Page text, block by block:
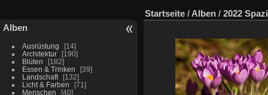
Alben
Ausrüstung
14
Architektur
190
Blüten
182
Essen & Trinken
39
Landschaft
132
Licht & Farben
71
Menschen
40
Startseite / Alben / 2022